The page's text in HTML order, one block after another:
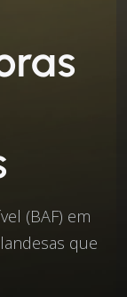
(BAF) em
que